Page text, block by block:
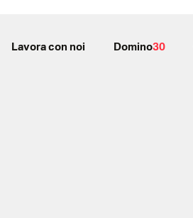
Lavora con noi Domino30